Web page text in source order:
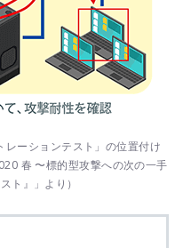
レーションテスト」の位置付け
春 〜標的型攻撃への次の一手
ト』」より）